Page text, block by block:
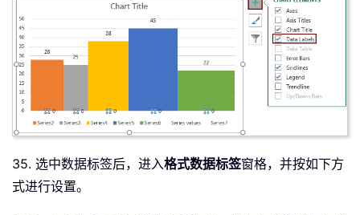
35. 选中数据标签后，进入格式数据标签窗格，并按如下方
式进行设置。